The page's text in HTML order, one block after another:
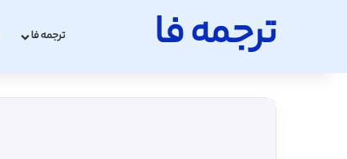
ترجمه فا ترجمه فا